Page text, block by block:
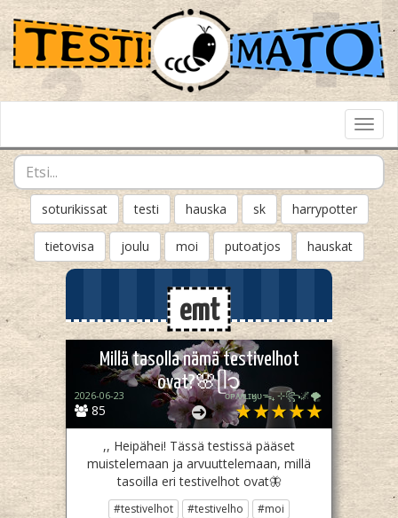
soturikissat testi hauska sk harrypotter
tietovisa joulu moi putoatjos hauskat
emt
Millä tasolla nämä testivelhot
ovat?🌸ᥫ᭡
85
2026-06-23 ᴏᴘᴀᴀʟɪӄᴜᴜᯓ₊ ⊹꧂🌌🌪
,, Heipähei! Tässä testissä pääset
muistelemaan ja arvuuttelemaan, millä
tasoilla eri testivelhot ovat🦋
#testivelhot #testivelho
#moi